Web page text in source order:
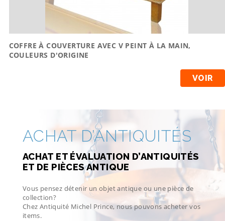
COFFRE À COUVERTURE AVEC V PEINT À LA MAIN,
COULEURS D'ORIGINE
VOIR
ACHAT D’ANTIQUITÉS
ACHAT ET ÉVALUATION D’ANTIQUITÉS
ET DE PIÈCES ANTIQUE
Vous pensez détenir un objet antique ou une pièce de
collection?
Chez Antiquité Michel Prince, nous pouvons acheter vos
items.